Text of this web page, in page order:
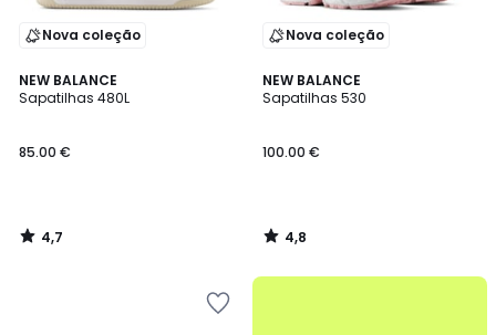
Nova coleção
NEW BALANCE
Sapatilhas 480L
85.00 €
4,7
/ 5
4,7
/
Nova coleção
NEW BALANCE
Sapatilhas 530
100.00 €
4,8
/ 5
4,8
/
até